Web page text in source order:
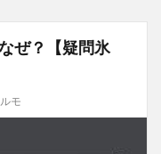
ぜ？【疑問氷
モ